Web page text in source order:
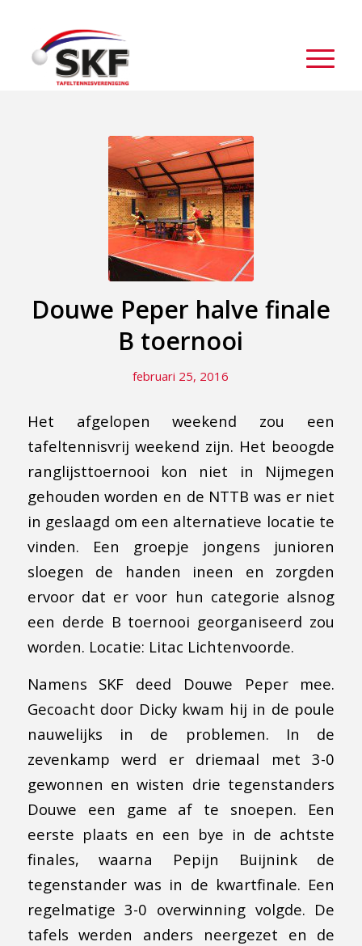
Douwe Peper halve finale
B toernooi
februari 25, 2016
Het afgelopen weekend zou een
tafeltennisvrij weekend zijn. Het beoogde
ranglijsttoernooi kon niet in Nijmegen
gehouden worden en de NTTB was er niet
in geslaagd om een alternatieve locatie te
vinden. Een groepje jongens junioren
sloegen de handen ineen en zorgden
ervoor dat er voor hun categorie alsnog
een derde B toernooi georganiseerd zou
worden. Locatie: Litac Lichtenvoorde.
Namens SKF deed Douwe Peper mee.
Gecoacht door Dicky kwam hij in de poule
nauwelijks in de problemen. In de
zevenkamp werd er driemaal met 3-0
gewonnen en wisten drie tegenstanders
Douwe een game af te snoepen. Een
eerste plaats en een bye in de achtste
finales, waarna Pepijn Buijnink de
tegenstander was in de kwartfinale. Een
regelmatige 3-0 overwinning volgde. De
tafels werden anders neergezet en de